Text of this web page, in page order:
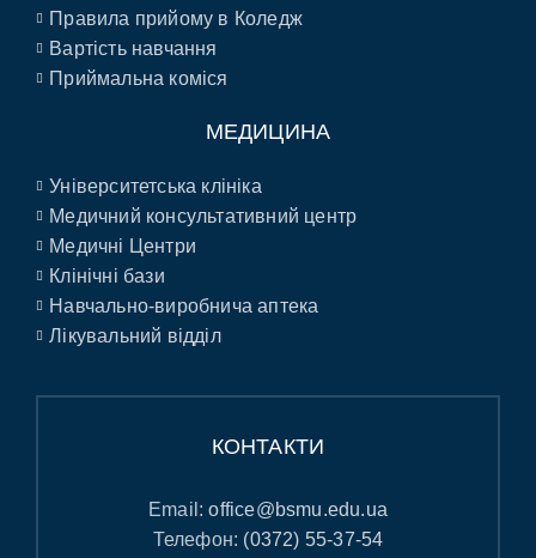
Правила прийому в Коледж
Вартість навчання
Приймальна коміся
МЕДИЦИНА
Університетська клініка
Медичний консультативний центр
Медичні Центри
Клінічні бази
Навчально-виробнича аптека
Лікувальний відділ
КОНТАКТИ
Email:office@bsmu.edu.ua
Телефон: (0372) 55-37-54